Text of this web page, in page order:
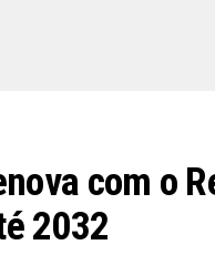
com o
2032